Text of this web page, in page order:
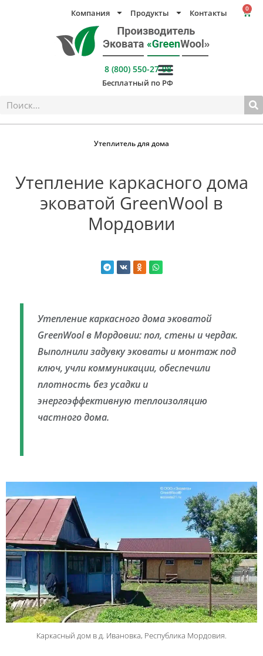
содержимому
8 (800) 550-27-98
Бесплатный по РФ
Компания Продукты Контакты 0
Утеплитель для дома
Утепление каркасного дома
эковатой GreenWool в
Мордовии
Утепление каркасного дома эковатой
GreenWool в Мордовии: пол, стены и чердак.
Выполнили задувку эковаты и монтаж под
ключ, учли коммуникации, обеспечили
плотность без усадки и
энергоэффективную теплоизоляцию
частного дома.
Каркасный дом в д. Ивановка, Республика Мордовия.